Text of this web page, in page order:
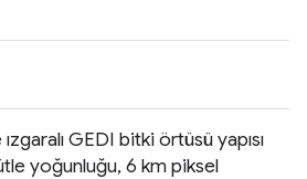
GEDI bitki örtüsü yapısı
yoğunluğu, 6 km piksel